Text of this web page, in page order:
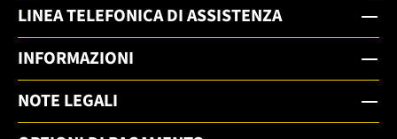
LINEA TELEFONICA DI ASSISTENZA
INFORMAZIONI
NOTE LEGALI